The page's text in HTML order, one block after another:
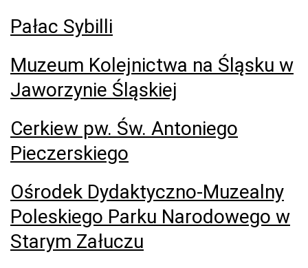
Pałac Sybilli
Muzeum Kolejnictwa na Śląsku w
Jaworzynie Śląskiej
Cerkiew pw. Św. Antoniego
Pieczerskiego
Ośrodek Dydaktyczno-Muzealny
Poleskiego Parku Narodowego w
Starym Załuczu